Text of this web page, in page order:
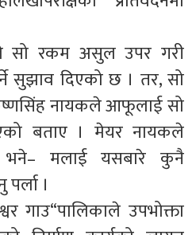
सो रकम असुल उपर गरी
सुझाव दिएको छ । तर, सो
नायकले आफूलाई सो
बताए । मेयर नायकले
भने– मलाई यसबारे कुनै
।
गाउ“पालिकाले उपभोक्ता